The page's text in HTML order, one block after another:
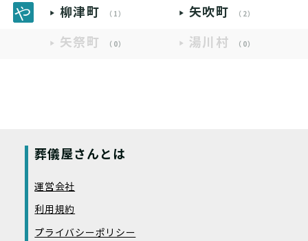
柳津町 （1） 矢吹町 （2）
矢祭町 （0） 湯川村 （0）
葬儀屋さんとは
運営会社
利用規約
プライバシーポリシー